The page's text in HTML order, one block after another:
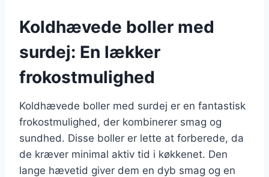
Koldhævede boller med
surdej: En lækker
frokostmulighed
Koldhævede boller med surdej er en fantastisk
frokostmulighed, der kombinerer smag og
sundhed. Disse boller er lette at forberede, da
de kræver minimal aktiv tid i køkkenet. Den
lange hævetid giver dem en dyb smag og en